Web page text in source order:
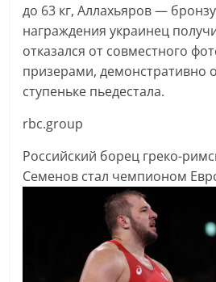
до 63 кг, Аллахьяров —
награждения украинец
отказался от совместного
призерами, демонстративно
ступеньке пьедестала.
rbc.group
Российский борец греко-
Семенов стал чемпионом